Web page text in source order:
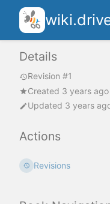
Details
Revision #1
Created 3 years ago
Updated 3 years
Actions
Revisions